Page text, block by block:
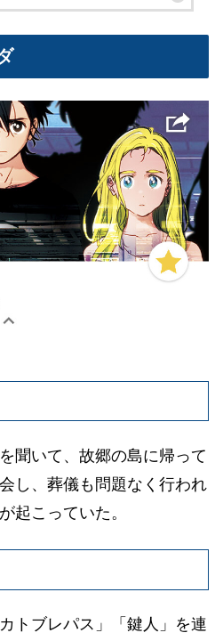
聞いて、故郷の島に帰って
し、葬儀も問題なく行われ
起こっていた。
トブレパス」「鍵人」を連